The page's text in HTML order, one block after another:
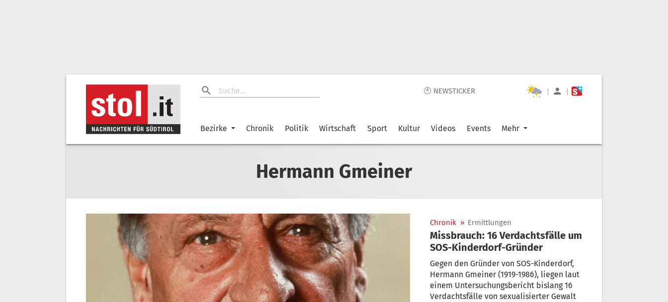
🕙 NEWSTICKER | |
Bezirke Chronik Politik Wirtschaft Sport Kultur Videos Events Mehr
Hermann Gmeiner
Chronik » Ermittlungen
Missbrauch: 16 Verdachtsfälle um
SOS-Kinderdorf-Gründer
Gegen den Gründer von SOS-Kinderdorf,
Hermann Gmeiner (1919-1986), liegen laut
einem Untersuchungsbericht bislang 16
Verdachtsfälle von sexualisierter Gewalt